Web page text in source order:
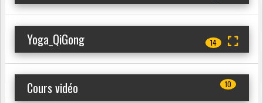
Yoga_QiGong 14
Cours vidéo 10